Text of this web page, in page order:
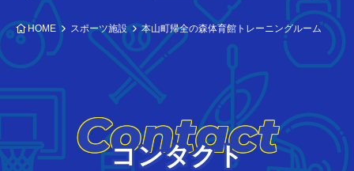
HOME スポーツ施設 本山町帰全の森体育館トレーニングルーム
Contact
コンタクト